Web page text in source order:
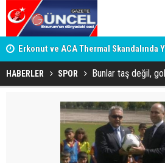
Erkonut ve ACA Thermal Skandalında
Sorular:
HABERLER SPOR Bunlar taş değil,